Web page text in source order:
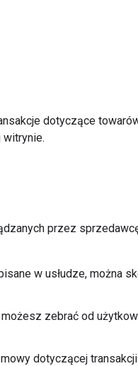
dotyczące
witrynie.
przez
w usłudze, można
zebrać od
dotyczącej